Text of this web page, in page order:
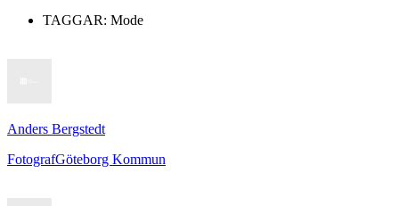
TAGGAR: Mode
Anders Bergstedt
FotografGöteborg Kommun